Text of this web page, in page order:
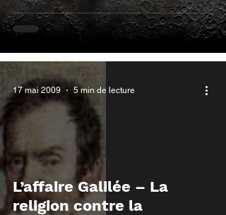
L’affaire Galilée – La
religion contre la
17 mai 2009 5 min de lecture